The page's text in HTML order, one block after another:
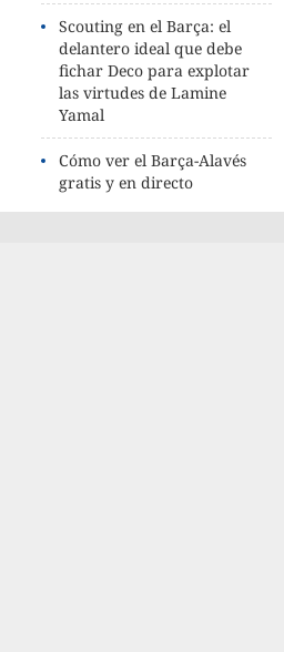
Scouting en el Barça: el
delantero ideal que debe
fichar Deco para explotar
las virtudes de Lamine
Yamal
Cómo ver el Barça-Alavés
gratis y en directo